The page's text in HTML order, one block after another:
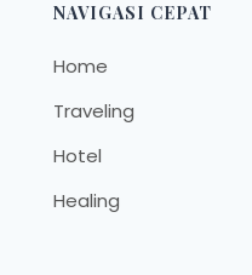
NAVIGASI CEPAT
Home
Traveling
Hotel
Healing